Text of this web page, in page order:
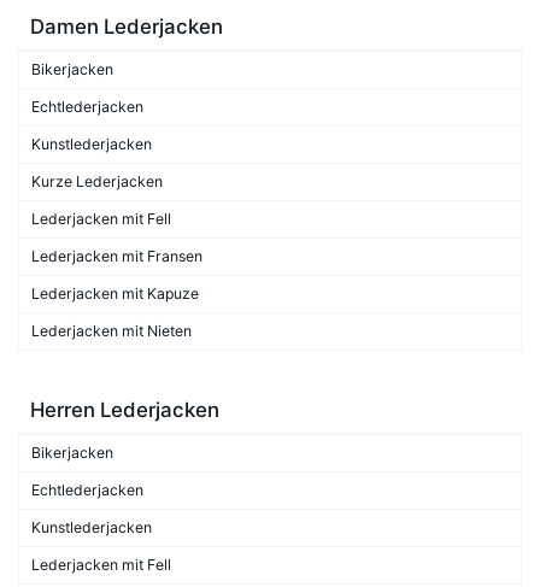
Damen Lederjacken
Bikerjacken
Echtlederjacken
Kunstlederjacken
Kurze Lederjacken
Lederjacken mit Fell
Lederjacken mit Fransen
Lederjacken mit Kapuze
Lederjacken mit Nieten
Herren Lederjacken
Bikerjacken
Echtlederjacken
Kunstlederjacken
Lederjacken mit Fell